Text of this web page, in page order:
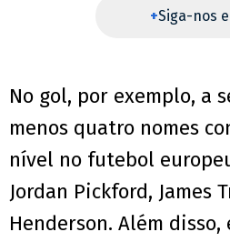
+Siga-nos
No gol, por exemplo, a
menos quatro nomes
nível no futebol
Jordan Pickford, James
Henderson. Além disso,